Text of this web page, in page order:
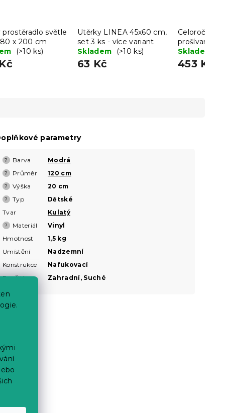
prostěradlo světle
x 200 cm
(>10 ks)
Utěrky LINEA 45x60 cm,
set 3 ks - více variant
Skladem
(>10 ks)
63 Kč
Celoroční
prošívaná
s polštářem
90 cm
Skladem
453 Kč
parametry
? Barva Modrá
? Průměr 120 cm
? Výška 20 cm
? Typ
Dětské
Tvar
Kulatý
? Materiál
Vinyl
Hmotnost
1,5 kg
Umístění
Nadzemní
Konstrukce
Nafukovací
Použití
Zahradní, Suché